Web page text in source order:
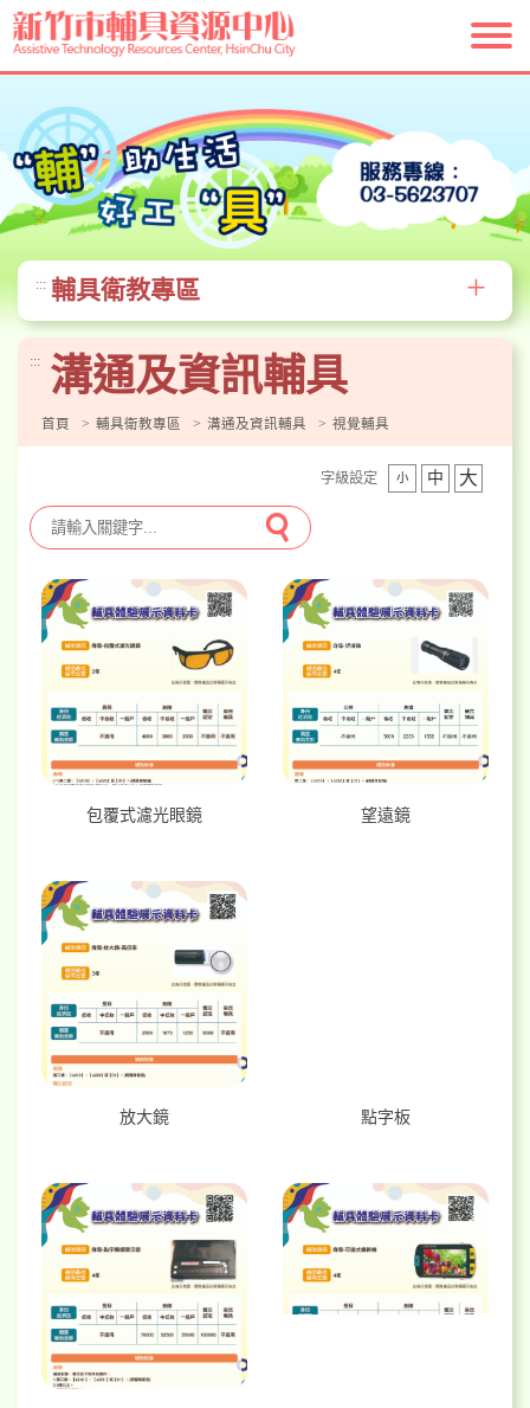
跳
到
主
要
內
塊
::: 輔具衛教專區 +
::: 溝通及資訊輔具
首頁 輔具衛教專區 溝通及資訊輔具 視覺輔具
字級設定 小 中 大
包覆式濾光眼鏡 望遠鏡
放大鏡 點字板